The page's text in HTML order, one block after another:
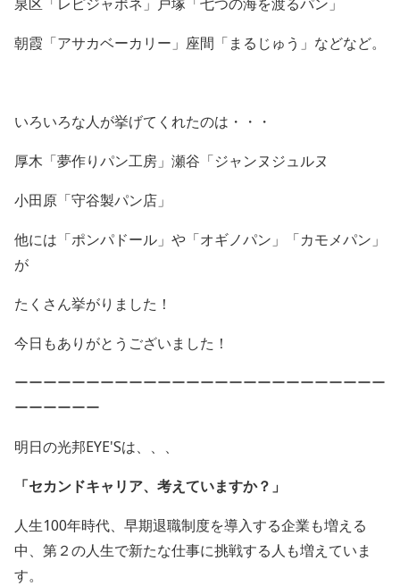
朝霞「アサカベーカリー」座間「まるじゅう」などなど。
いろいろな人が挙げてくれたのは・・・
厚木「夢作りパン工房」瀬谷「ジャンヌジュルヌ
小田原「守谷製パン店」
他には「ポンパドール」や「オギノパン」「カモメパン」
が
たくさん挙がりました！
今日もありがとうございました！
ーーーーーーーーーーーーーーーーーーーーーーーーーー
ーーーーーー
明日の光邦EYE'Sは、、、
「セカンドキャリア、考えていますか？ 」
人生100年時代、早期退職制度を導入する企業も増える
中、第２の人生で新たな仕事に挑戦する人も増えていま
す。